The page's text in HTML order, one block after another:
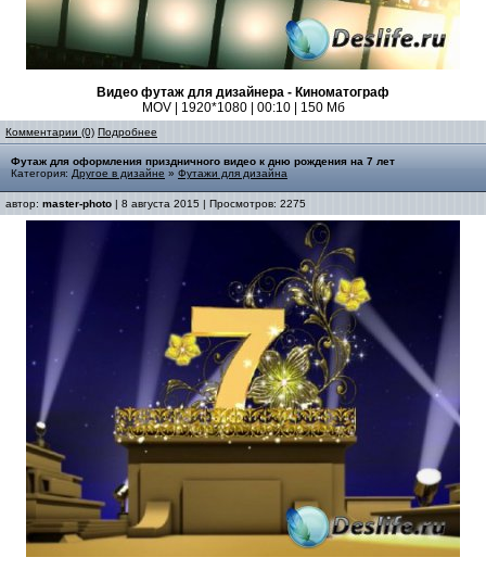
Видео футаж для дизайнера - Киноматограф
MOV | 1920*1080 | 00:10 | 150 Мб
Комментарии (0) Подробнее
Футаж для оформления приздничного видео к дню рождения на 7 лет
Категория: Другое в дизайне » Футажи для дизайна
автор: master-photo | 8 августа 2015 | Просмотров: 2275